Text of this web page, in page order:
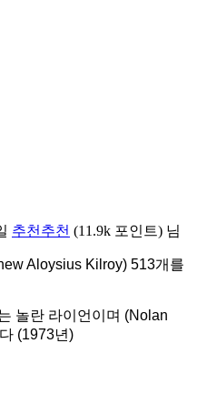
추천추천 (11.9k 포인트) 님
Aloysius Kilroy) 513개를
놀란 라이언이며 (Nolan
(1973년)